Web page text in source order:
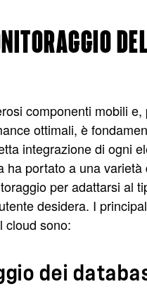
componenti mobili e,
ottimali, è
integrazione di ogni
ha portato a una varietà
per adattarsi al
desidera. I
cloud sono:
dei